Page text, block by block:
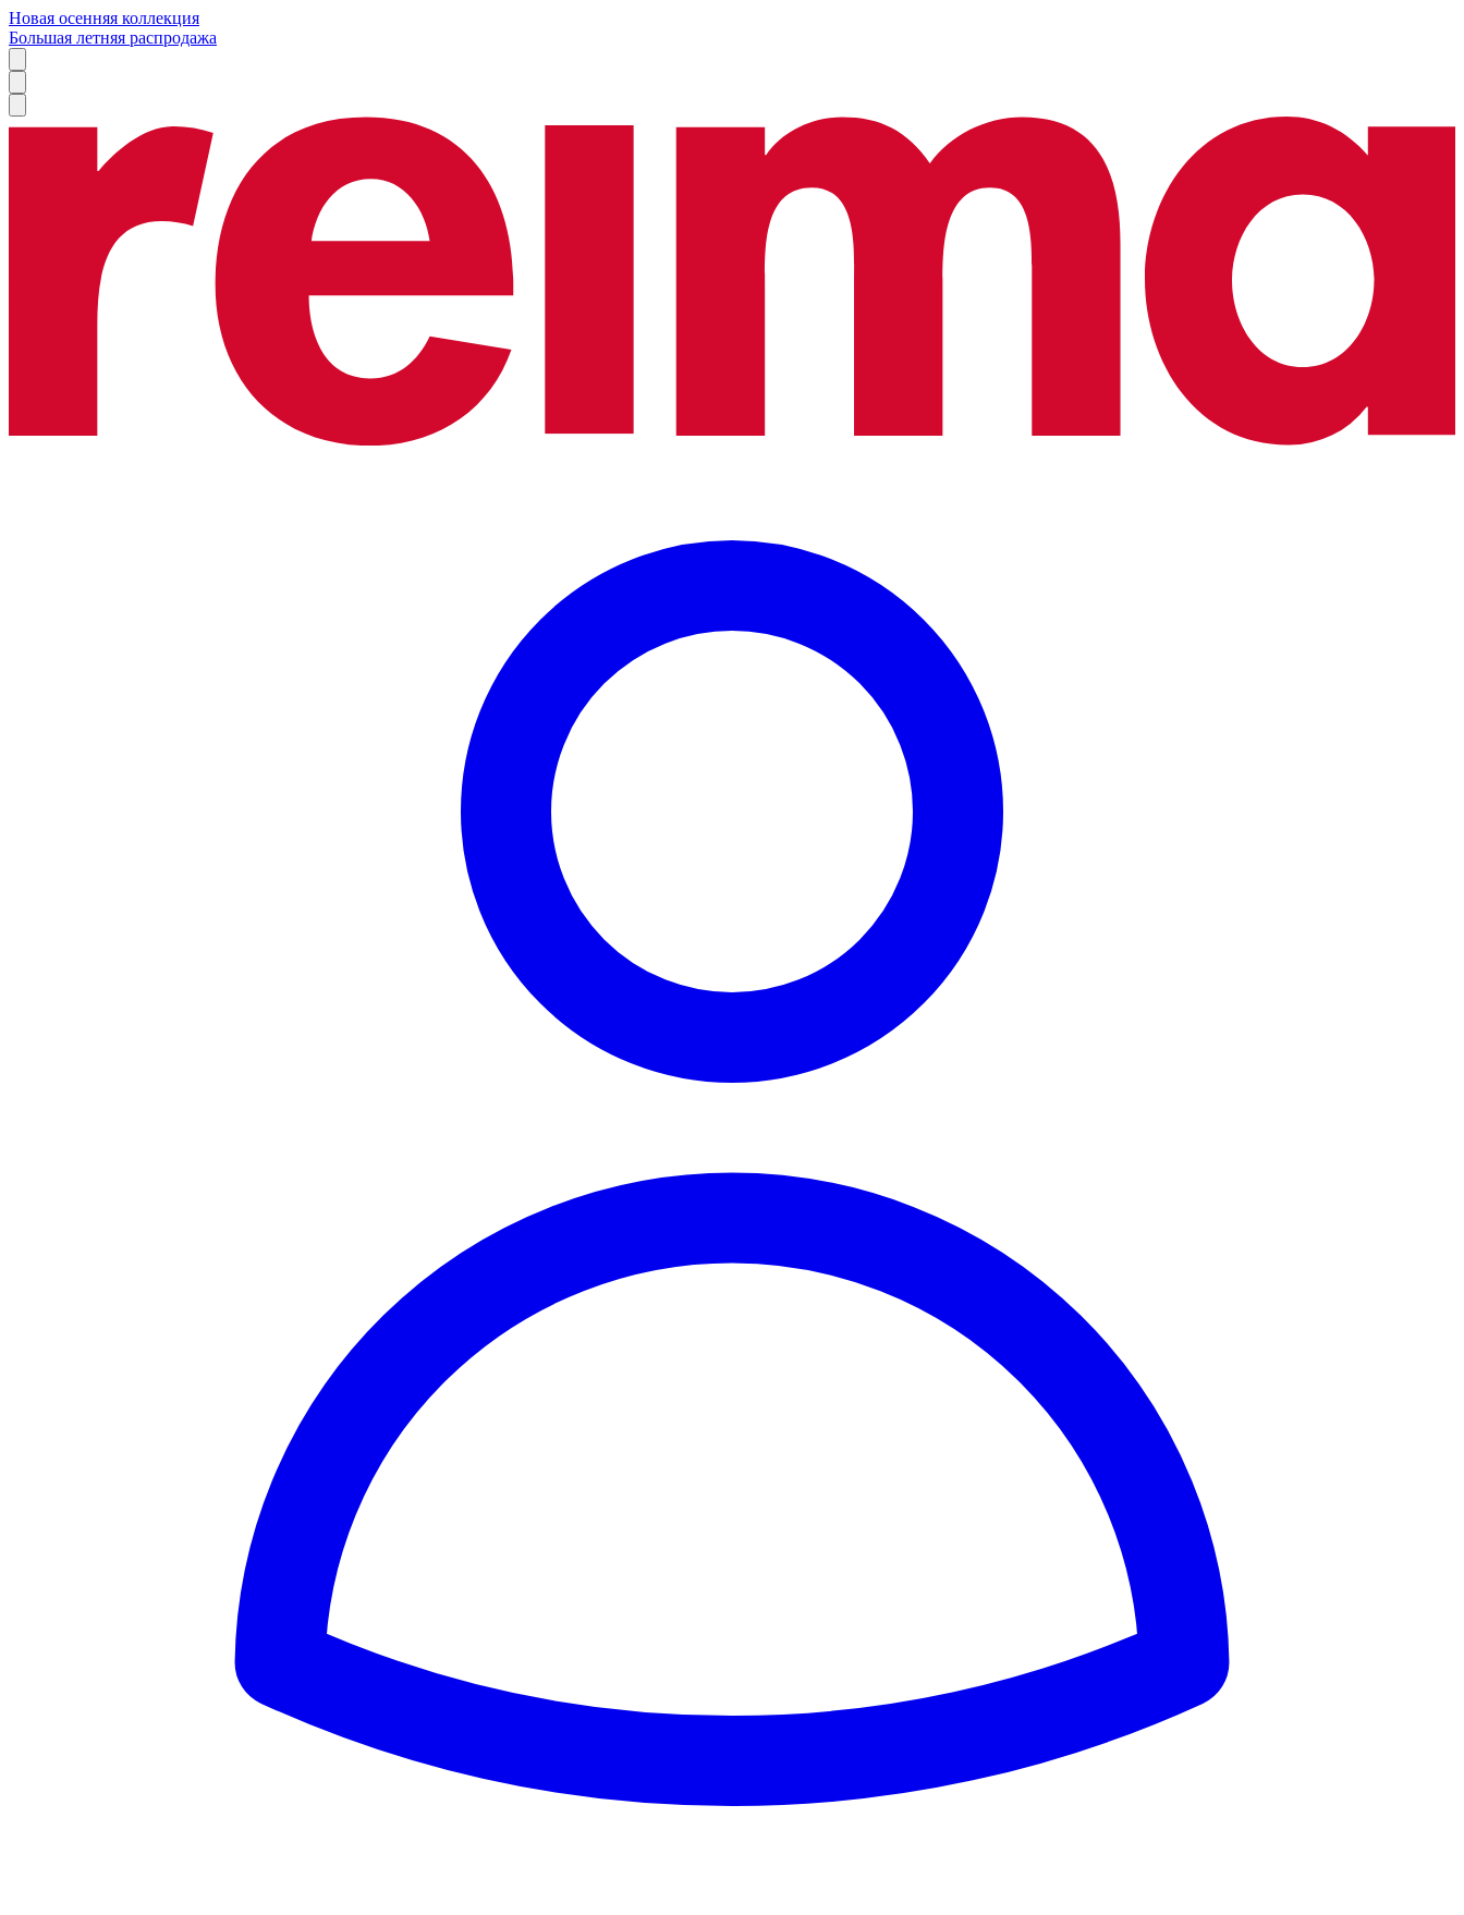
Новая осенняя коллекция
Большая летняя распродажа